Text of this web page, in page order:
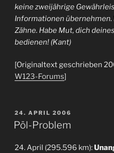
keine zweijährige
Informationen
Zähne. Habe Mut, dich
bedienen! (Kant)
[Originaltext geschrieben
W123-Forums]
VERÖFFENTLICHT
AM
24. APRIL 2006
Pöl-Problem
24. April (295.596 km):